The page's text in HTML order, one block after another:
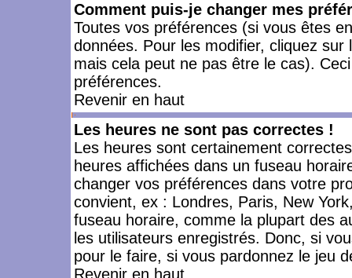
Comment puis-je changer mes
Toutes vos préférences (si vous êtes
données. Pour les modifier, cliquez sur
mais cela peut ne pas être le cas).
préférences.
Revenir en haut
Les heures ne sont pas correctes !
Les heures sont certainement
heures affichées dans un fuseau
changer vos préférences dans votre
convient, ex : Londres, Paris, New
fuseau horaire, comme la plupart des
les utilisateurs enregistrés. Donc, si
pour le faire, si vous pardonnez le jeu
Revenir en haut